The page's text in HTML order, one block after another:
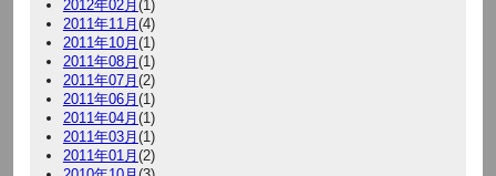
2012年02月(1)
2011年11月(4)
2011年10月(1)
2011年08月(1)
2011年07月(2)
2011年06月(1)
2011年04月(1)
2011年03月(1)
2011年01月(2)